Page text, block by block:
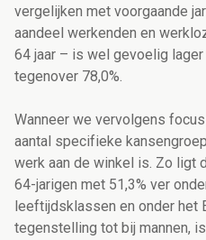
vergelijken met voorgaande
aandeel werkenden en
64 jaar – is wel gevoelig lager
tegenover 78,0%.
Wanneer we vervolgens
aantal specifieke
werk aan de winkel is. Zo ligt
64-jarigen met 51,3% ver
leeftijdsklassen en onder het
tegenstelling tot bij mannen,